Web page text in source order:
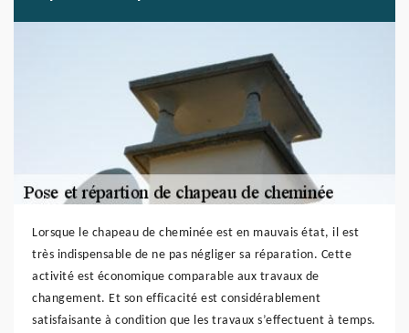
Lorsque le chapeau de cheminée est en mauvais état, il est
très indispensable de ne pas négliger sa réparation. Cette
activité est économique comparable aux travaux de
changement. Et son efficacité est considérablement
satisfaisante à condition que les travaux s’effectuent à temps.